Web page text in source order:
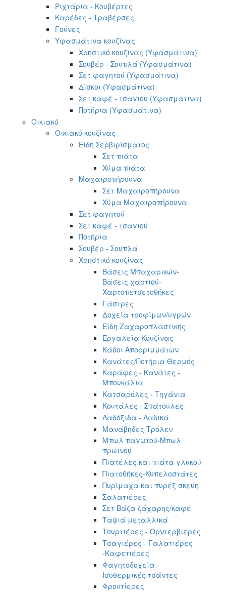
Ριχτάρια - Κουβέρτες
Καρέδες - Τραβέρσες
Γούνες
Υφασμάτινα κουζίνας
Χρηστικό κουζίνας (Υφασμάτινα)
Σουβέρ - Σουπλά (Υφασμάτινα)
Σετ φαγητού (Υφασμάτινα)
Δίσκοι (Υφασμάτινα)
Σετ καφέ - τσαγιού (Υφασμάτινα)
Ποτήρια (Υφασμάτινα)
Οικιακό
Οικιακό κουζίνας
Είδη Σερβιρίσματος
Σετ πιάτα
Χύμα πιάτα
Μαχαιροπήρουνα
Σετ Μαχαιροπήρουνα
Χύμα Μαχαιροπήρουνα
Σετ φαγητού
Σετ καφέ - τσαγιού
Ποτήρια
Σουβέρ - Σουπλά
Χρηστικό κουζίνας
Βάσεις Μπαχαρικών-
Βάσεις χαρτιού-
Χαρτοπετσετοθήκες
Γάστρες
Δοχεία τροφίμων/υγρών
Είδη Ζαχαροπλαστικής
Εργαλεία Κουζίνας
Κάδοι Απορριμμάτων
Κανάτες/Ποτήρια Θερμός
Καράφες - Κανάτες -
Μπουκάλια
Κατσαρόλες - Τηγάνια
Κουτάλες - Σπάτουλες
Λαδόξιδα - Λαδικά
Μανάβηδες Τρόλευ
Μπωλ παγωτού-Μπωλ
πρωινού
Πιατέλες και πιάτα γλυκού
Πιατοθήκες-Κυπελοστάτες
Πυρίμαχα και πυρέξ σκεύη
Σαλατιέρες
Σετ Βάζα ζάχαρης/καφέ
Ταψιά μεταλλικά
Τουρτιέρες - Ορντερβιέρες
Τσαγιέρες - Γαλατιέρες
-Καφετιέρες
Φαγητοδοχεία -
Ισοθερμικές τσάντες
Φρουτίερες